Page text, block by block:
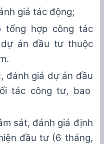
giá tác động;
tổng hợp công tác
dự án đầu tư thuộc
đánh giá dự án đầu
tác công tư, bao
sát, đánh giá định
đầu tư (6 tháng,